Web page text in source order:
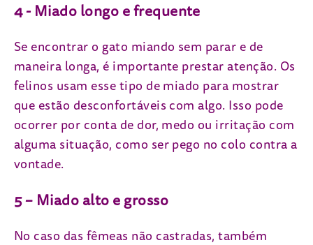
4 - Miado longo e frequente
Se encontrar o gato miando sem parar e de
maneira longa, é importante prestar atenção. Os
felinos usam esse tipo de miado para mostrar
que estão desconfortáveis com algo. Isso pode
ocorrer por conta de dor, medo ou irritação com
alguma situação, como ser pego no colo contra a
vontade.
5 – Miado alto e grosso
No caso das fêmeas não castradas, também